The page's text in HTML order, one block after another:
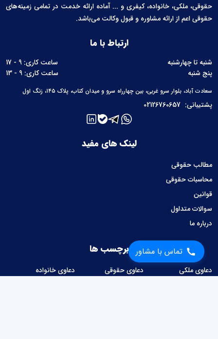
تماس با مشاور
حقوقی، ملکی، خانواده، کیفری و ... آماده ارائه خدمت در تمامی زمینه‌های
حقوقی اعم از ارائه مشاوره و قبول وکالت می‌باشد.
لینک های مفید
مطالب حقوقی
محاسبات حقوقی
قوانین
سوالات متداول
درباره ما
برچسب ها
دعاوی ملکی دعاوی حقوقی
دعاوی خانواده
ارتباط با ما
شنبه تا چهارشنبه
ساعت کاری: 9 - 17
پنج شنبه
ساعت کاری: 9 - 13
سعادت آباد، بلوار سرو غربی، بین چهارراه سرو و میدان کتاب، پلاک ۱۴۵، زنگ اول
پشتیبانی: 02126760657